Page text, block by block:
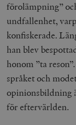
förolämpning”
undfallenhet,
konfiskerade.
han blev
honom ”ta
språket och
opinionsbildning
för eftervärlden.